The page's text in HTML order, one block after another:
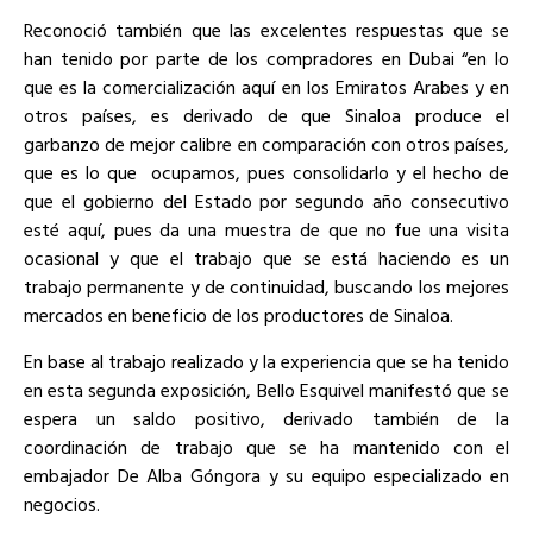
Reconoció también que las excelentes respuestas que se
han tenido por parte de los compradores en Dubai “en lo
que es la comercialización aquí en los Emiratos Arabes y en
otros países, es derivado de que Sinaloa produce el
garbanzo de mejor calibre en comparación con otros países,
que es lo que ocupamos, pues consolidarlo y el hecho de
que el gobierno del Estado por segundo año consecutivo
esté aquí, pues da una muestra de que no fue una visita
ocasional y que el trabajo que se está haciendo es un
trabajo permanente y de continuidad, buscando los mejores
mercados en beneficio de los productores de Sinaloa.
En base al trabajo realizado y la experiencia que se ha tenido
en esta segunda exposición, Bello Esquivel manifestó que se
espera un saldo positivo, derivado también de la
coordinación de trabajo que se ha mantenido con el
embajador De Alba Góngora y su equipo especializado en
negocios.